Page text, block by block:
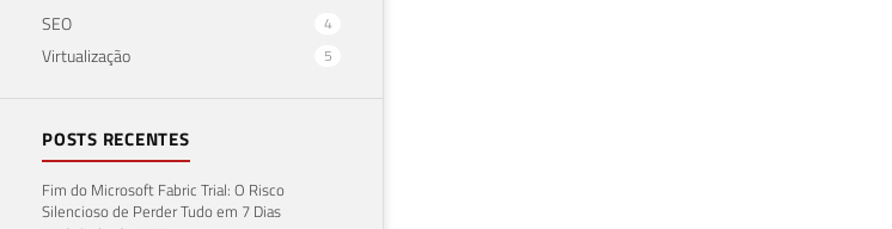
SEO 4
Virtualização 5
POSTS RECENTES
Fim do Microsoft Fabric Trial: O Risco
Silencioso de Perder Tudo em 7 Dias